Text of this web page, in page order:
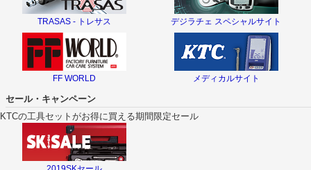
TRASAS - トレサス デジラチェ スペシャルサイト
FF WORLD メディカルサイト
セール・キャンペーン
KTCの工具セットがお得に買える期間限定セール